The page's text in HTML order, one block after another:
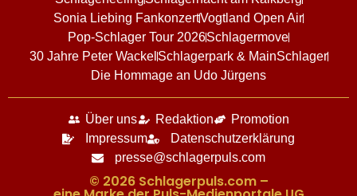
Sonia Liebing FankonzertVogtland Open Air
Pop-Schlager Tour 2026Schlagermove
30 Jahre Peter Wackel Schlagerpark & MainSchlager
Die Hommage an Udo Jürgens
Über uns Redaktion
Promotion
Impressum
Datenschutzerklärung
presse@schlagerpuls.com
© 2026 Schlagerpuls.com –